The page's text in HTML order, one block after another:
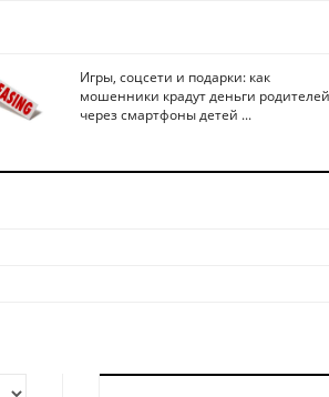
Игры, соцсети и подарки: как
мошенники крадут деньги родителей
через смартфоны детей ...